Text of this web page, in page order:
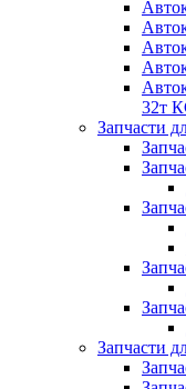
32т
Запчасти
Запчасти